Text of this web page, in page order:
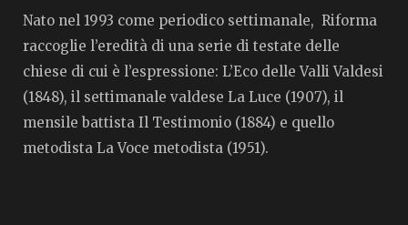
Nato nel 1993 come periodico settimanale, Riforma
raccoglie l’eredità di una serie di testate delle
chiese di cui è l’espressione: L’Eco delle Valli Valdesi
(1848), il settimanale valdese La Luce (1907), il
mensile battista Il Testimonio (1884) e quello
metodista La Voce metodista (1951).